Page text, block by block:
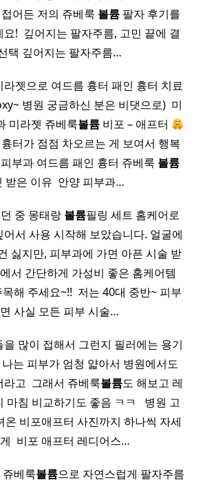
어든 저의 쥬베룩 볼륨 팔자 후기를
! ​ 깊어지는 팔자주름, 고민 끝에 결
택 깊어지는 팔자주름…
젯으로 여드름 흉터 패인 흉터 치료
병원 궁금하신 분은 비댓으로) ​ 미
미라젯 쥬베룩볼륨비포 – 애프터
터가 점점 차오르는 게 보여서 행복
피부과 여드름 패인 흉터 쥬베룩 볼륨
받은 이유 ​ 안양 피부과…
중 몽태랑 볼륨필링 세트 홈케어로
서 사용 시작해 보았습니다. 얼굴에
싫지만, 피부과에 가면 아픈 시술 받
서 간단하게 가성비 좋은 홈케어템
해 주세요~!! ​ 저는 40대 중반~ 피부
사실 모든 피부 시술…
많이 접해서 그런지 필러에는 용기
는 피부가 엄청 얇아서 병원에서도
고 ​ 그래서 쥬베룩볼륨도 해보고 레
마침 비교하기도 좋음 ㅋㅋ ​ ​ 병원 고
온 비포애프터 사진까지 하나씩 자세
비포 애프터 레디어스…
쥬베룩볼륨으로 자연스럽게 팔자주름